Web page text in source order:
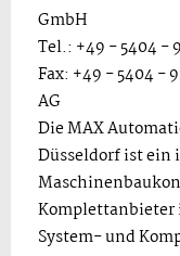
GmbH
Tel.: +49 - 5404 -
Fax: +49 - 5404 -
AG
Die MAX
Düsseldorf ist
System- und